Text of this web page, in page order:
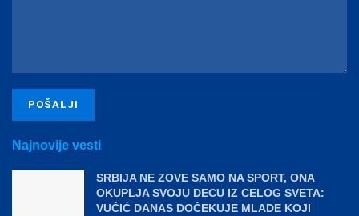
Najnovije vesti
SRBIJA NE ZOVE SAMO NA SPORT, ONA
OKUPLJA SVOJU DECU IZ CELOG SVETA:
VUČIĆ DANAS DOČEKUJE MLADE KOJI